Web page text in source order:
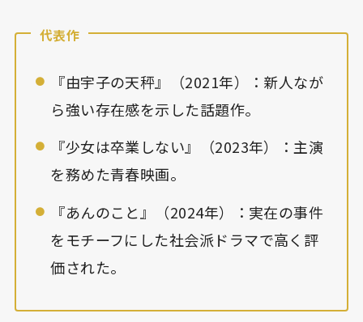
代表作
『由宇子の天秤』（2021年）：新人なが
ら強い存在感を示した話題作。
『少女は卒業しない』（2023年）：主演
を務めた青春映画。
『あんのこと』（2024年）：実在の事件
をモチーフにした社会派ドラマで高く評
価された。